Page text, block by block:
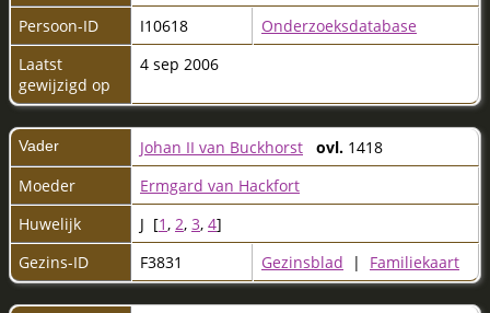
Persoon-ID
I10618
Onderzoeksdatabase
Laatst
gewijzigd op
4 sep 2006
Vader Johan II van Buckhorst ovl. 1418
Moeder
Ermgard van Hackfort
Huwelijk
J [1, 2, 3, 4]
Gezins-ID
F3831 Gezinsblad | Familiekaart